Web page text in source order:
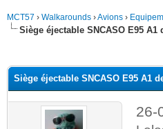
MCT57 › Walkarounds ›Avions ›
Siège éjectable SNCASO E95 A1
Siège éjectable SNCASO E95 A1
26-